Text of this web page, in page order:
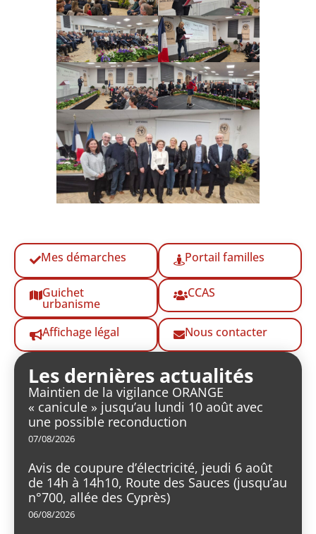
Mes démarches Portail familles
Guichet
urbanisme
CCAS
Affichage légal Nous contacter
Les dernières actualités
Maintien de la vigilance ORANGE
« canicule » jusqu’au lundi 10 août avec
une possible reconduction
07/08/2026
Avis de coupure d’électricité, jeudi 6 août
de 14h à 14h10, Route des Sauces (jusqu’au
n°700, allée des Cyprès)
06/08/2026